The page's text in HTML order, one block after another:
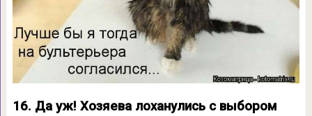
16. Да уж! Хозяева лоханулись с выбором